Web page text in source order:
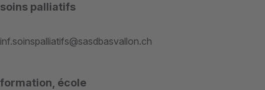
soins palliatifs
inf.soinspalliatifs@sasdbasvallon.ch
formation, école